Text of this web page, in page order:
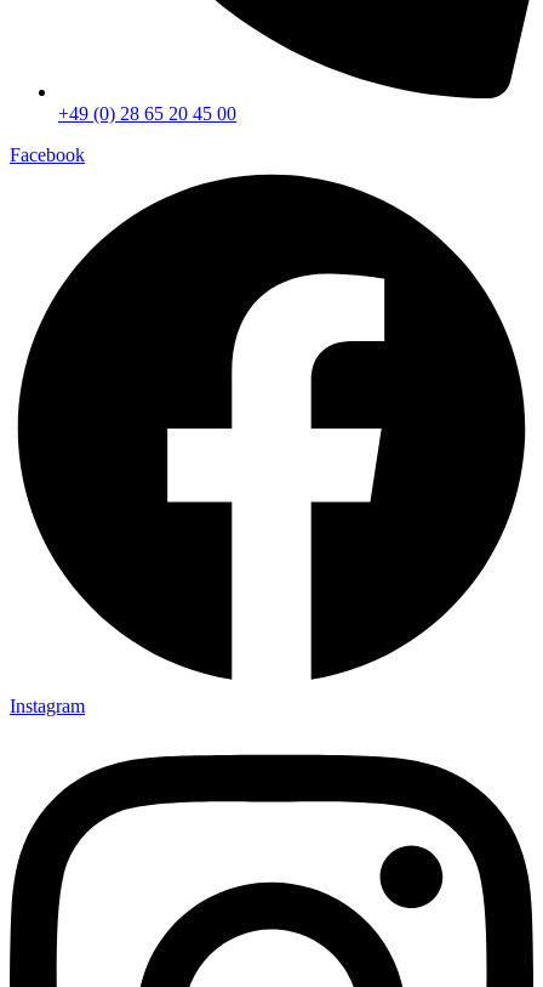
+49 (0) 28 65 20 45 00
Facebook
Instagram